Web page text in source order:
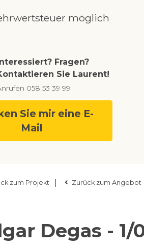
möglich
Fragen?
Sie Laurent!
058 53 39 99
Sie mir eine E-
Mail
zum Projekt Zurück zum Angebot
Degas - 1/